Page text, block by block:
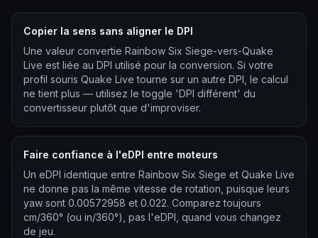
Copier la sens sans aligner le DPI
Une valeur convertie Rainbow Six Siege-vers-Quake
Live est liée au DPI utilisé pour la conversion. Si votre
profil souris Quake Live tourne sur un autre DPI, le calcul
ne tient plus — utilisez le toggle 'DPI différent' du
convertisseur plutôt que d'improviser.
Faire confiance à l'eDPI entre moteurs
Un eDPI identique entre Rainbow Six Siege et Quake Live
ne donne pas la même vitesse de rotation, puisque leurs
yaw sont 0.00572958 et 0.022. Comparez toujours
cm/360° (ou in/360°), pas l'eDPI, quand vous changez
de jeu.